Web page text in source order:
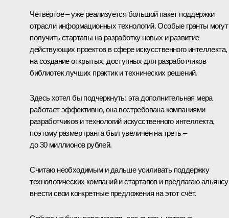
Четвёртое – уже реализуется большой пакет поддержки
отрасли информационных технологий. Особые гранты могут
получить стартапы на разработку новых и развитие
действующих проектов в сфере искусственного интеллекта,
на создание открытых, доступных для разработчиков
библиотек лучших практик и технических решений.
Здесь хотел бы подчеркнуть: эта дополнительная мера
работает эффективно, она востребована компаниями
разработчиков и технологий искусственного интеллекта,
поэтому размер гранта был увеличен на треть –
до 30 миллионов рублей.
Считаю необходимым и дальше усиливать поддержку
технологических компаний и стартапов и предлагаю альянсу
внести свои конкретные предложения на этот счёт.